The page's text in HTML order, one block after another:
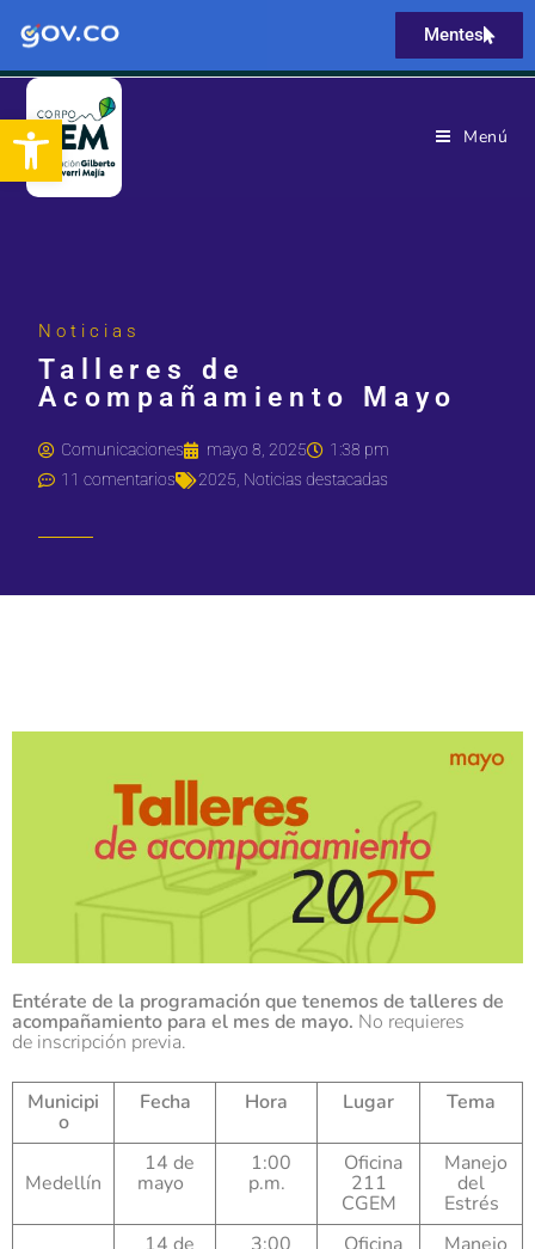
Abrir barra de herramientas
Mentes
Menú
Noticias
Talleres de
Acompañamiento Mayo
Comunicaciones mayo 8, 2025
1:38 pm
11 comentarios
2025, Noticias destacadas
Entérate de la programación que tenemos de talleres de
acompañamiento para el mes de mayo. No requieres
de inscripción previa.
Municipi
o
Fecha Hora Lugar Tema
Medellín
14 de
mayo
1:00
p.m.
Oficina
211
CGEM
Manejo
del
Estrés